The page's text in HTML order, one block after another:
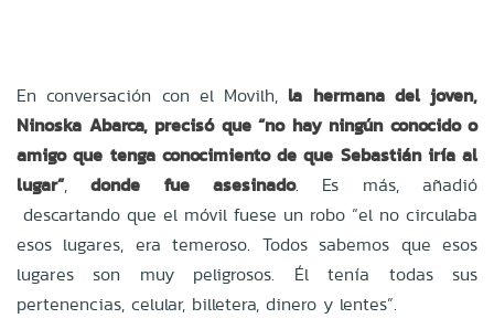
En conversación con el Movilh, la hermana del joven,
Ninoska Abarca, precisó que “no hay ningún conocido o
amigo que tenga conocimiento de que Sebastián iría al
lugar”,donde fue asesinado. Es más, añadió
descartando que el móvil fuese un robo “el no circulaba
esos lugares, era temeroso. Todos sabemos que esos
lugares son muy peligrosos. Él tenía todas sus
pertenencias, celular, billetera, dinero y lentes”.